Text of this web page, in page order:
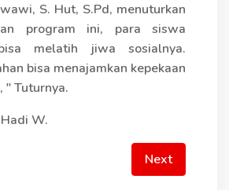
S. Hut, S.Pd, menuturkan
program ini, para siswa
melatih jiwa sosialnya.
bisa menajamkan kepekaan
" Tuturnya.
W.
Next